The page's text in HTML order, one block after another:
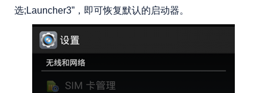
选;Launcher3”，即可恢复默认的启动器。